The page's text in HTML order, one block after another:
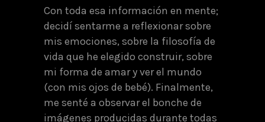
Con toda esa información en mente;
decidí sentarme a reflexionar sobre
mis emociones, sobre la filosofía de
vida que he elegido construir, sobre
mi forma de amar y ver el mundo
(con mis ojos de bebé). Finalmente,
me senté a observar el bonche de
imágenes producidas durante todas